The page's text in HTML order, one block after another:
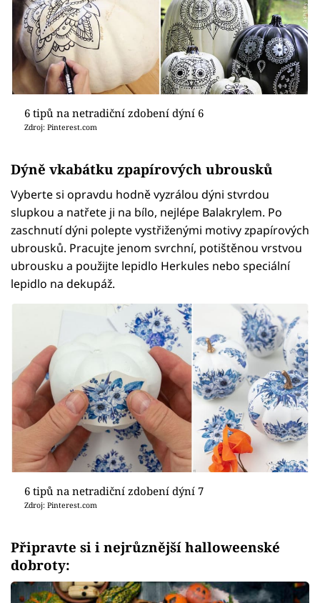
6 tipů na netradiční zdobení dýní 6
Zdroj: Pinterest.com
Dýně vkabátku zpapírových ubrousků
Vyberte si opravdu hodně vyzrálou dýni stvrdou
slupkou a natřete ji na bílo, nejlépe Balakrylem. Po
zaschnutí dýni polepte vystřiženými motivy zpapírových
ubrousků. Pracujte jenom svrchní, potištěnou vrstvou
ubrousku a použijte lepidlo Herkules nebo speciální
lepidlo na dekupáž.
6 tipů na netradiční zdobení dýní 7
Zdroj: Pinterest.com
Připravte si i nejrůznější halloweenské
dobroty: